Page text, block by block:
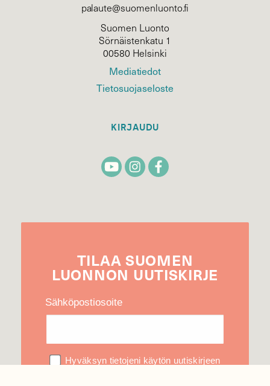
palaute@suomenluonto.fi
Suomen Luonto
Sörnäistenkatu 1
00580 Helsinki
Mediatiedot
Tietosuojaseloste
KIRJAUDU
TILAA SUOMEN
LUONNON UUTIS­KIRJE
Sähköpostiosoite
Hyväksyn tietojeni käytön uutiskirjeen